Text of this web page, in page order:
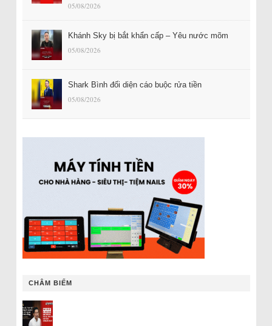
05/08/2026
Khánh Sky bị bắt khẩn cấp – Yêu nước mõm
05/08/2026
Shark Bình đối diện cáo buộc rửa tiền
05/08/2026
CHÂM BIẾM